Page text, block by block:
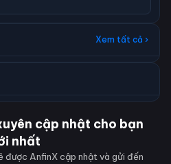
Xem tất cả ›
cập nhật cho bạn
nhất
được AnfinX cập nhật và gửi đến